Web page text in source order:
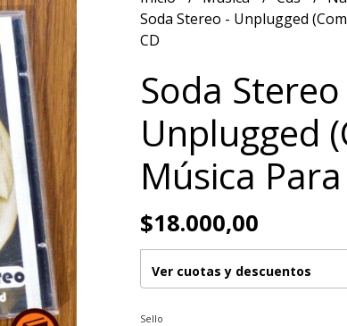
Soda Stereo - Unplugged
CD
Soda
Unplugged
Música
$18.000,00
Ver cuotas y descuentos
Sello